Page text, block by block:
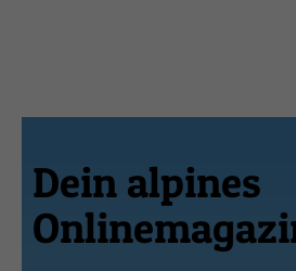
Dein alpines